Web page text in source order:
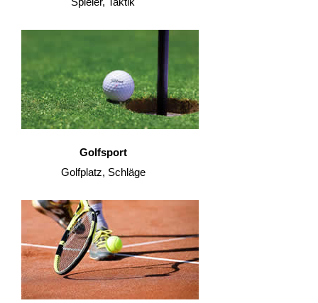
Golfsport
Golfplatz, Schläge